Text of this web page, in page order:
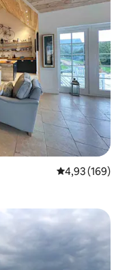
Средна
4,93 (169)